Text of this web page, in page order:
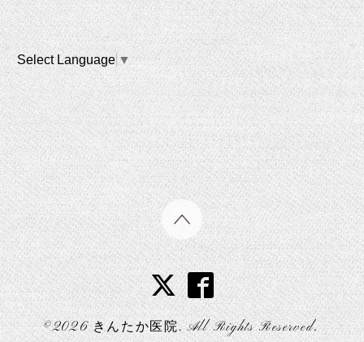
Select Language▼
©2026きんたか医院. All Rights Reserved.